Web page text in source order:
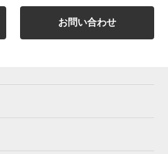
お問い合わせ